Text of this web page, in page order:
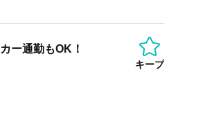
ー通勤もOK！
キープ